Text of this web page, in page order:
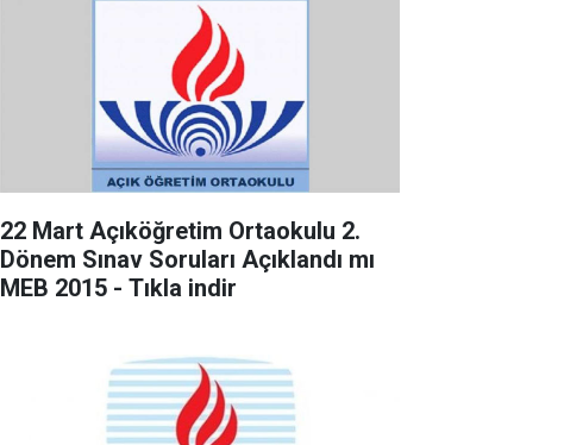
22 Mart Açıköğretim Ortaokulu 2.
Dönem Sınav Soruları Açıklandı mı
MEB 2015 - Tıkla indir